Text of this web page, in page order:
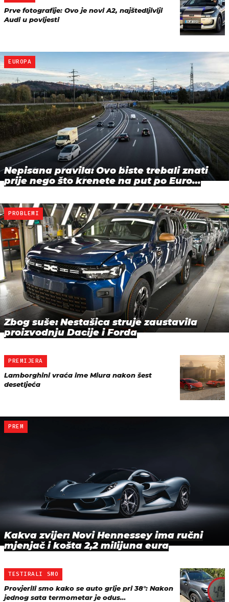
Prve fotografije: Ovo je novi A2, najštedljiviji
Audi u povijesti
EUROPA
Nepisana pravila: Ovo biste trebali znati
prije nego što krenete na put po Euro…
PROBLEMI
Zbog suše: Nestašica struje zaustavila
proizvodnju Dacije i Forda
PREMIJERA
Lamborghini vraća ime Miura nakon šest
desetljeća
PREM
Kakva zvijer: Novi Hennessey ima ručni
mjenjač i košta 2,2 milijuna eura
TESTIRALI SMO
Provjerili smo kako se auto grije pri 38°: Nakon
jednog sata termometar je odus…